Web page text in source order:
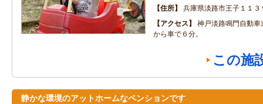
住所
兵庫県淡路市王子１１３
アクセス
神戸淡路鳴門自動
から車で６分。
この施
静かな環境のアットホームなペンションです